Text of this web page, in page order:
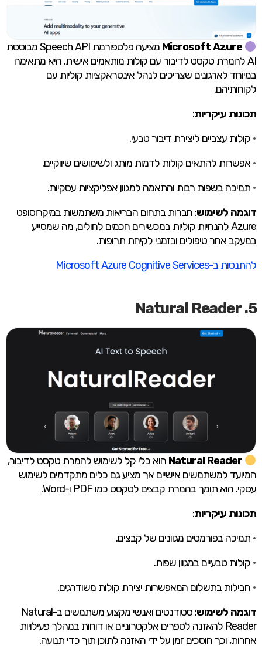
Microsoft Azure
מציעה פלטפורמת Speech API מבוססת
AI להמרת טקסט לדיבור עם קולות מותאמים אישית. היא מתאימה
במיוחד לארגונים שצריכים לנהל אינטראקציות קוליות עם
לקוחותיהם.
תכונות עיקריות:
• קולות עצביים ליצירת דיבור טבעי.
• אפשרות להתאים קולות לדמות מותג ולשימושים שיווקיים.
• תמיכה בשפות רבות והתאמה למגוון אפליקציות עסקיות.
דוגמה לשימוש: חברות בתחום הבריאות משתמשות במיקרוסופט
Azure להנחיות קוליות במכשירים חכמים לחולים, מה שמסייע
במעקב אחר טיפולים ובזמני לקיחת תרופות.
להתנסות ב-Microsoft Azure Cognitive Services
5. Natural Reader
Natural Reader הוא כלי קל לשימוש להמרת טקסט לדיבור,
המיועד למשתמשים אישיים אך מציע גם כלים מתקדמים לשימוש
עסקי. הוא תומך בהמרת קבצים לטקסט כמו PDF ו-Word.
תכונות עיקריות:
• תמיכה בפורמטים מגוונים של קבצים.
• קולות טבעיים במגוון שפות.
• חבילות בתשלום המאפשרות יצירת קולות משודרגים.
דוגמה לשימוש
: סטודנטים ואנשי מקצוע משתמשים ב-Natural
Reader להאזנה לספרים אלקטרוניים או דוחות במהלך פעילויות
אחרות, וכך חוסכים זמן על ידי האזנה לתוכן תוך כדי תנועה.